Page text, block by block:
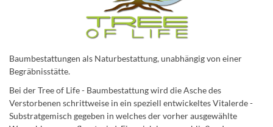
Baumbestattungen als Naturbestattung, unabhängig von einer
Begräbnisstätte.
Bei der Tree of Life - Baumbestattung wird die Asche des
Verstorbenen schrittweise in ein speziell entwickeltes Vitalerde -
Substratgemisch gegeben in welches der vorher ausgewählte